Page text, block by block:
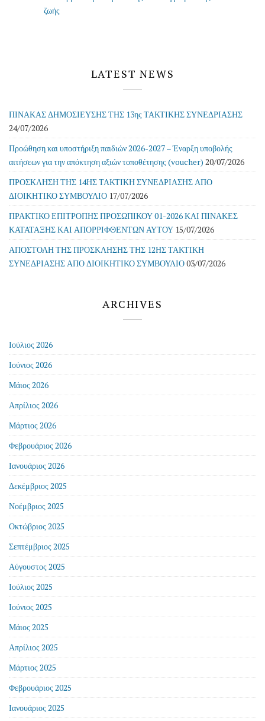
LATEST NEWS
ΠΙΝΑΚΑΣ ΔΗΜΟΣΙΕΥΣΗΣ ΤΗΣ 13ης ΤΑΚΤΙΚΗΣ ΣΥΝΕΔΡΙΑΣΗΣ
24/07/2026
Προώθηση και υποστήριξη παιδιών 2026-2027 – Έναρξη υποβολής
αιτήσεων για την απόκτηση αξιών τοποθέτησης (voucher) 20/07/2026
ΠΡΟΣΚΛΗΣΗ ΤΗΣ 14ΗΣ ΤΑΚΤΙΚΗ ΣΥΝΕΔΡΙΑΣΗΣ ΑΠΟ
ΔΙΟΙΚΗΤΙΚΟ ΣΥΜΒΟΥΛΙΟ 17/07/2026
ΠΡΑΚΤΙΚΟ ΕΠΙΤΡΟΠΗΣ ΠΡΟΣΩΠΙΚΟΥ 01-2026 ΚΑΙ ΠΙΝΑΚΕΣ
ΚΑΤΑΤΑΞΗΣ ΚΑΙ ΑΠΟΡΡΙΦΘΕΝΤΩΝ ΑΥΤΟΥ 15/07/2026
ΑΠΟΣΤΟΛΗ ΤΗΣ ΠΡΟΣΚΛΗΣΗΣ ΤΗΣ 12ΗΣ ΤΑΚΤΙΚΗ
ΣΥΝΕΔΡΙΑΣΗΣ ΑΠΟ ΔΙΟΙΚΗΤΙΚΟ ΣΥΜΒΟΥΛΙΟ03/07/2026
ARCHIVES
Ιούλιος 2026
Ιούνιος 2026
Μάιος 2026
Απρίλιος 2026
Μάρτιος 2026
Φεβρουάριος 2026
Ιανουάριος 2026
Δεκέμβριος 2025
Νοέμβριος 2025
Οκτώβριος 2025
Σεπτέμβριος 2025
Αύγουστος 2025
Ιούλιος 2025
Ιούνιος 2025
Μάιος 2025
Απρίλιος 2025
Μάρτιος 2025
Φεβρουάριος 2025
Ιανουάριος 2025